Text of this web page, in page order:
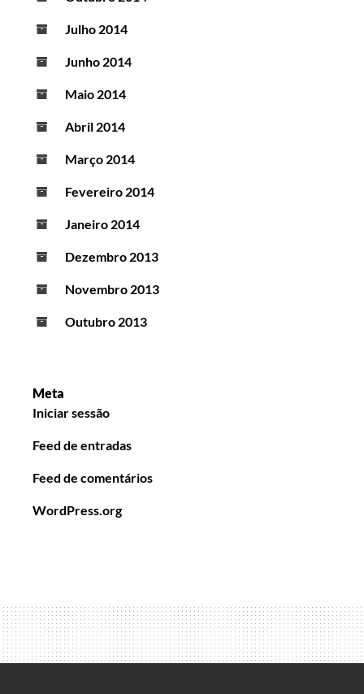
Julho 2014
Junho 2014
Maio 2014
Abril 2014
Março 2014
Fevereiro 2014
Janeiro 2014
Dezembro 2013
Novembro 2013
Outubro 2013
Meta
Iniciar sessão
Feed de entradas
Feed de comentários
WordPress.org